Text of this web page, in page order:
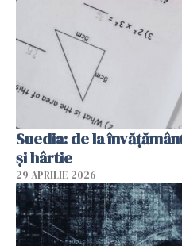
Suedia: de la
și hârtie
29 APRILIE 2026